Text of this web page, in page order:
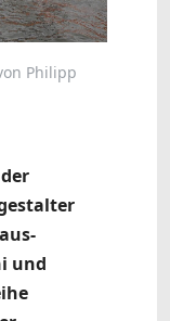
Philipp
und